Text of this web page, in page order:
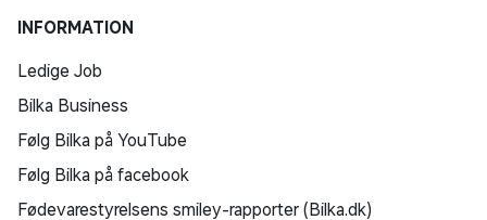
INFORMATION
Ledige Job
Bilka Business
Følg Bilka på YouTube
Følg Bilka på facebook
Fødevarestyrelsens smiley-rapporter (Bilka.dk)